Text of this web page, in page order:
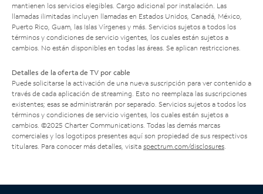
mantienen los servicios elegibles. Cargo adicional por instalación. Las
llamadas ilimitadas incluyen llamadas en Estados Unidos, Canadá, México,
Puerto Rico, Guam, las Islas Vírgenes y más. Servicios sujetos a todos los
términos y condiciones de servicio vigentes, los cuales están sujetos a
cambios. No están disponibles en todas las áreas. Se aplican restricciones.
Detalles de la oferta de TV por cable
Puede solicitarse la activación de una nueva suscripción para ver contenido a
través de cada aplicación de streaming. Esto no reemplaza las suscripciones
existentes; esas se administrarán por separado. Servicios sujetos a todos los
términos y condiciones de servicio vigentes, los cuales están sujetos a
cambios. ©2025 Charter Communications. Todas las demás marcas
comerciales y los logotipos presentes aquí son propiedad de sus respectivos
titulares. Para conocer más detalles, visita spectrum.com/disclosures